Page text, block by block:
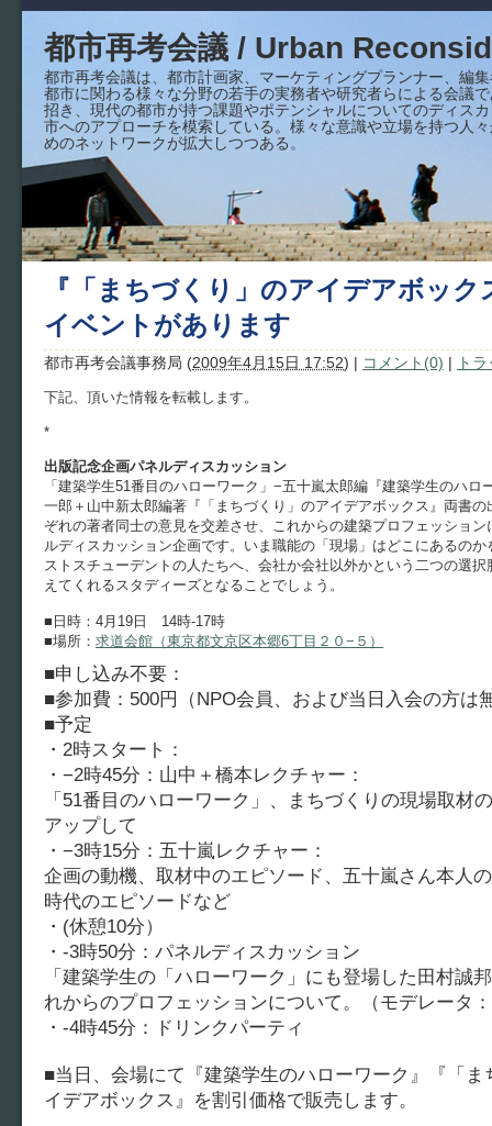
都市再考会議 / Urban
都市再考会議は、都市計画家、マーケティングプランナー、編
都市に関わる様々な分野の若手の実務者や研究者らによる会議
招き、現代の都市が持つ課題やポテンシャルについてのディス
市へのアプローチを模索している。様々な意識や立場を持つ人
めのネットワークが拡大しつつある。
『「まちづくり」のアイデアボック
イベントがあります
都市再考会議事務局 (2009年4月15日 17:52) | コメント(0) | ト
下記、頂いた情報を転載します。
*
出版記念企画パネルディスカッション
「建築学生51番目のハローワーク」−五十嵐太郎編『建築学生のハロ
一郎＋山中新太郎編著『「まちづくり」のアイデアボックス』両書の
ぞれの著者同士の意見を交差させ、これからの建築プロフェッショ
ルディスカッション企画です。いま職能の「現場」はどこにあるの
ストスチューデントの人たちへ、会社か会社以外かという二つの選
えてくれるスタディーズとなることでしょう。
■日時：4月19日 14時-17時
■場所： 求道会館（東京都文京区本郷6丁目２０−５）
■申し込み不要：
■参加費：500円（NPO会員、および当日入会の方は
■予定
・2時スタート：
・−2時45分：山中＋橋本レクチャー：
「51番目のハローワーク」、まちづくりの現場取材
アップして
・−3時15分：五十嵐レクチャー：
企画の動機、取材中のエピソード、五十嵐さん本人
時代のエピソードなど
・(休憩10分）
・-3時50分：パネルディスカッション
「建築学生の「ハローワーク」にも登場した田村誠
れからのプロフェッションについて。（モデレータ
・-4時45分：ドリンクパーティ
■当日、会場にて『建築学生のハローワーク』『「ま
イデアボックス』を割引価格で販売します。